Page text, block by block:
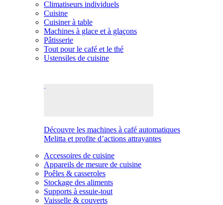
Climatiseurs individuels
Cuisine
Cuisiner à table
Machines à glace et à glaçons
Pâtisserie
Tout pour le café et le thé
Ustensiles de cuisine
Découvre les machines à café automatiques
Melitta et profite d’actions attrayantes
Accessoires de cuisine
Appareils de mesure de cuisine
Poêles & casseroles
Stockage des aliments
Supports à essuie-tout
Vaisselle & couverts